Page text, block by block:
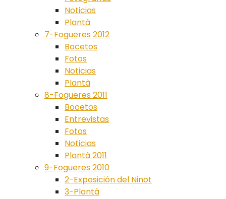
Noticias
Plantà
7-Fogueres 2012
Bocetos
Fotos
Noticias
Plantà
8-Fogueres 2011
Bocetos
Entrevistas
Fotos
Noticias
Plantà 2011
9-Fogueres 2010
2-Exposición del Ninot
3-Plantà